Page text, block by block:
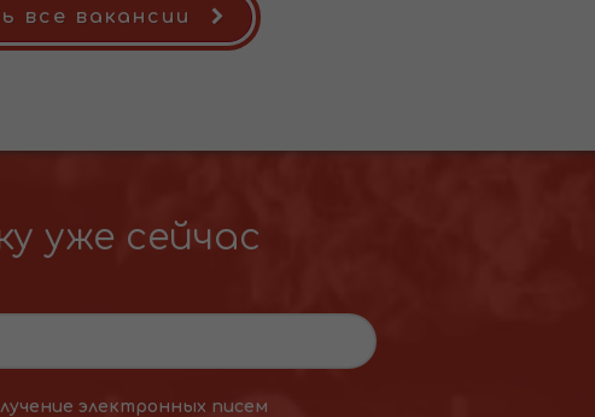
все вакансии
уже сейчас
электронных писем